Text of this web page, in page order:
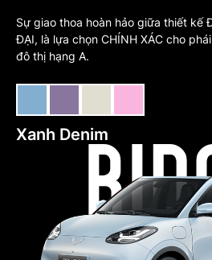
Sự giao thoa hoàn hảo giữa thiết kế
ĐẠI, là lựa chọn CHÍNH XÁC cho
đô thị hạng A.
Xanh Denim
Tím
Trắng
Hồng